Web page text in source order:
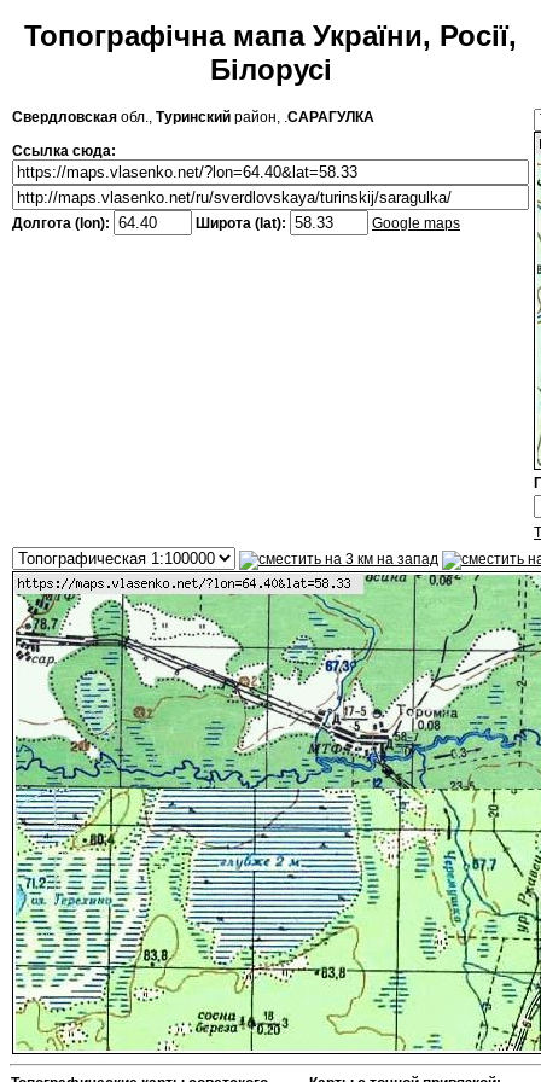
Топографічна мапа України, Росії,
Білорусі
Свердловская обл., Туринский район, .САРАГУЛКА
Ссылка сюда:
Долгота (lon): Широта (lat): Google maps